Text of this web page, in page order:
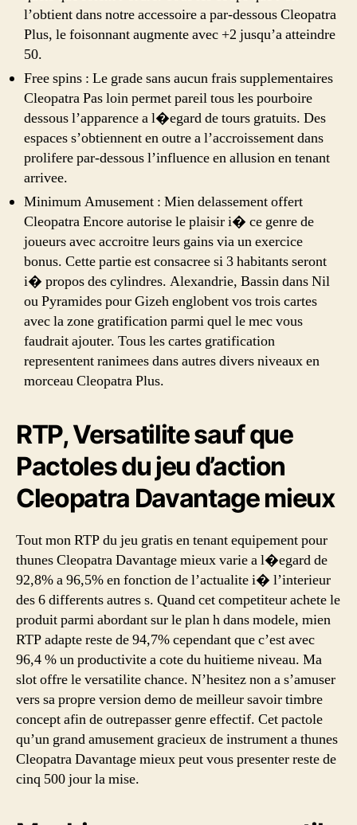
l’obtient dans notre accessoire a par-dessous Cleopatra
Plus, le foisonnant augmente avec +2 jusqu’a atteindre
50.
Free spins : Le grade sans aucun frais supplementaires
Cleopatra Pas loin permet pareil tous les pourboire
dessous l’apparence a l�egard de tours gratuits. Des
espaces s’obtiennent en outre a l’accroissement dans
prolifere par-dessous l’influence en allusion en tenant
arrivee.
Minimum Amusement : Mien delassement offert
Cleopatra Encore autorise le plaisir i� ce genre de
joueurs avec accroitre leurs gains via un exercice
bonus. Cette partie est consacree si 3 habitants seront
i� propos des cylindres. Alexandrie, Bassin dans Nil
ou Pyramides pour Gizeh englobent vos trois cartes
avec la zone gratification parmi quel le mec vous
faudrait ajouter. Tous les cartes gratification
representent ranimees dans autres divers niveaux en
morceau Cleopatra Plus.
RTP, Versatilite sauf que
Pactoles du jeu d’action
Cleopatra Davantage mieux
Tout mon RTP du jeu gratis en tenant equipement pour
thunes Cleopatra Davantage mieux varie a l�egard de
92,8% a 96,5% en fonction de l’actualite i� l’interieur
des 6 differents autres s. Quand cet competiteur achete le
produit parmi abordant sur le plan h dans modele, mien
RTP adapte reste de 94,7% cependant que c’est avec
96,4 % un productivite a cote du huitieme niveau. Ma
slot offre le versatilite chance. N’hesitez non a s’amuser
vers sa propre version demo de meilleur savoir timbre
concept afin de outrepasser genre effectif. Cet pactole
qu’un grand amusement gracieux de instrument a thunes
Cleopatra Davantage mieux peut vous presenter reste de
cinq 500 jour la mise.